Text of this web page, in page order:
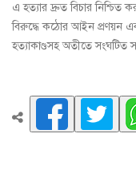
এ হত্যার দ্রুত বিচার নিশ্চিত
বিরুদ্ধে কঠোর আইন প্রণয়ন
হত্যাকাণ্ডসহ অতীতে সংঘটিত